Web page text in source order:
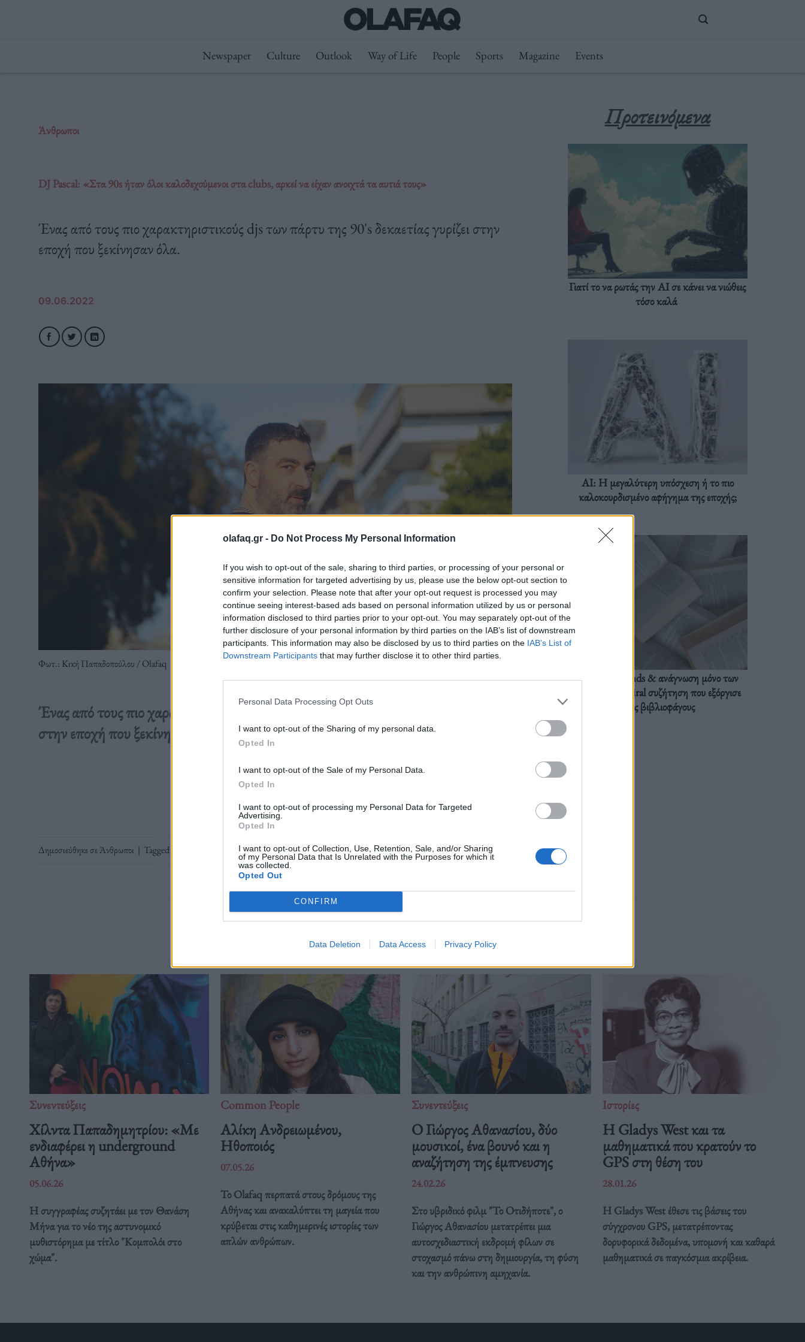
olafaq.gr - Do Not Process My Personal Information
If you wish to opt-out of the sale, sharing to third parties, or processing of your personal or
sensitive information for targeted advertising by us, please use the below opt-out section to
confirm your selection. Please note that after your opt-out request is processed you may
continue seeing interest-based ads based on personal information utilized by us or personal
information disclosed to third parties prior to your opt-out. You may separately opt-out of the
further disclosure of your personal information by third parties on the IAB’s list of downstream
participants. This information may also be disclosed by us to third parties on the IAB’s List of
Downstream Participants that may further disclose it to other third parties.
Personal Data Processing Opt Outs
I want to opt-out of the Sharing of my personal data.
Opted In
I want to opt-out of the Sale of my Personal Data.
Opted In
I want to opt-out of processing my Personal Data for Targeted
Advertising.
Opted In
I want to opt-out of Collection, Use, Retention, Sale, and/or Sharing
of my Personal Data that Is Unrelated with the Purposes for which it
was collected.
Opted Out
CONFIRM
Data Deletion Data Access Privacy Policy
Newspaper Culture Outlook Way of Life People Sports Magazine Events
Άνθρωποι
DJ Pascal: «Στα 90s ήταν όλοι καλοδεχούμενοι στα clubs, αρκεί να είχαν ανοιχτά τα αυτιά τους»
Ένας από τους πιο χαρακτηριστικούς djs των πάρτυ της 90's δεκαετίας γυρίζει στην
εποχή που ξεκίνησαν όλα.
09.06.2022
Φωτ.: Κική Παπαδοπούλου / Olafaq
Ένας από τους πιο χαρακτηριστικούς djs των πάρτυ της 90’s δεκαετίας γυρίζει
στην εποχή που ξεκίνησαν όλα.
Διαβάστε περισσότερα→
Δημοσιεύθηκε σεΆνθρωποι | Tagged Pascal
Προτεινόμενα
Γιατί το να ρωτάς την AI σε κάνει να νιώθεις
τόσο καλά
AI: Η μεγαλύτερη υπόσχεση ή το πιο
καλοκουρδισμένο αφήγημα της εποχής;
BookTok trends & ανάγνωση μόνο των
διαλόγων: Η viral συζήτηση που εξόργισε
τους βιβλιοφάγους
Δείτε επίσης
Συνεντεύξεις
Χίλντα Παπαδημητρίου: «Με
ενδιαφέρει η underground
Αθήνα»
05.06.26
Η συγγραφέας συζητάει με τον Θανάση
Μήνα για το νέο της αστυνομικό
μυθιστόρημα με τίτλο "Κομπολόι στο
χώμα".
Common People
Αλίκη Ανδρειωμένου,
Ηθοποιός
07.05.26
Το Olafaq περπατά στους δρόμους της
Αθήνας και ανακαλύπτει τη μαγεία που
κρύβεται στις καθημερινές ιστορίες των
απλών ανθρώπων.
Συνεντεύξεις
Ο Γιώργος Αθανασίου, δύο
μουσικοί, ένα βουνό και η
αναζήτηση της έμπνευσης
24.02.26
Στο υβριδικό φιλμ "Το Οτιδήποτε", ο
Γιώργος Αθανασίου μετατρέπει μια
αυτοσχεδιαστική εκδρομή φίλων σε
στοχασμό πάνω στη δημιουργία, τη φύση
και την ανθρώπινη αμηχανία.
Ιστορίες
Η Gladys West και τα
μαθηματικά που κρατούν το
GPS στη θέση του
28.01.26
Η Gladys West έθεσε τις βάσεις του
σύγχρονου GPS, μετατρέποντας
δορυφορικά δεδομένα, υπομονή και καθαρά
μαθηματικά σε παγκόσμια ακρίβεια.